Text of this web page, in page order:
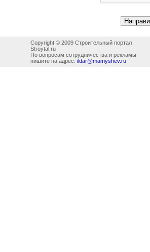
Copyright © 2009 Строительный портал
Stroytal.ru
По вопросам сотрудничества и рекламы
пишите на адрес: ildar@mamyshev.ru